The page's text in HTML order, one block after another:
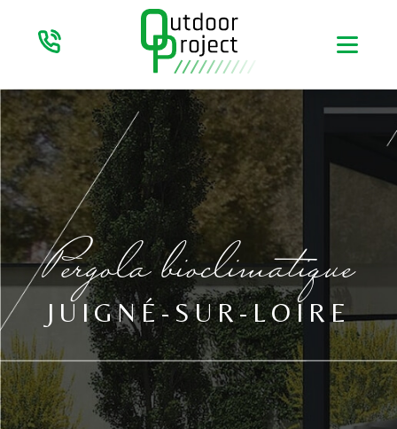
Pergola bioclimatique
JUIGNÉ-SUR-LOIRE